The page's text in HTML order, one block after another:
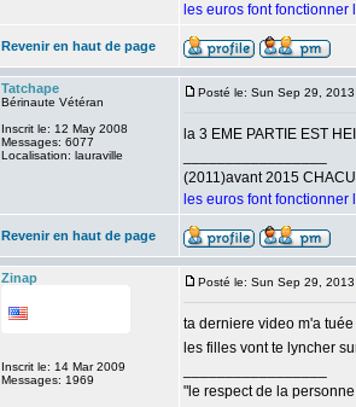
les euros font fonctionner
Revenir en haut de page
Tatchape
Bérinaute Vétéran
Inscrit le: 12 May 2008
Messages: 6077
Localisation: lauraville
Posté le: Sun Sep 29,
la 3 EME PARTIE EST
(2011)avant 2015
les euros font fonctionner
Revenir en haut de page
Zinap
Inscrit le: 14 Mar 2009
Messages: 1969
Posté le: Sun Sep 29,
ta derniere video m'a tuée
les filles vont te lyncher
"le respect de la